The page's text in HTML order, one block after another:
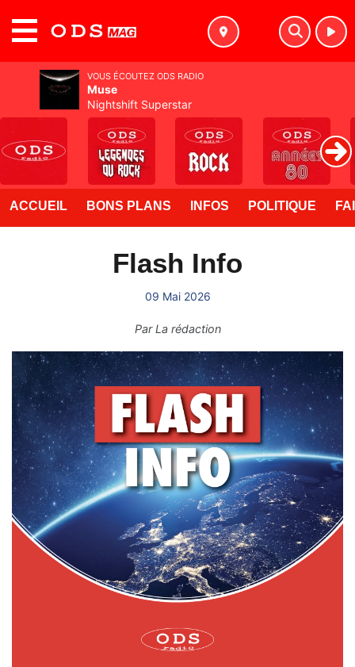
ACCUEIL BONS PLANS INFOS POLITIQUE
Flash Info
09 Mai 2026
ParLa rédaction
VOUS ÉCOUTEZ ODS RADIO
Muse
Nightshift Superstar